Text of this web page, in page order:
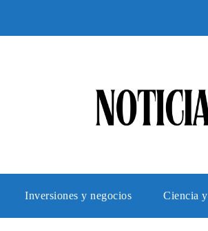
Inversiones y negocios Ciencia